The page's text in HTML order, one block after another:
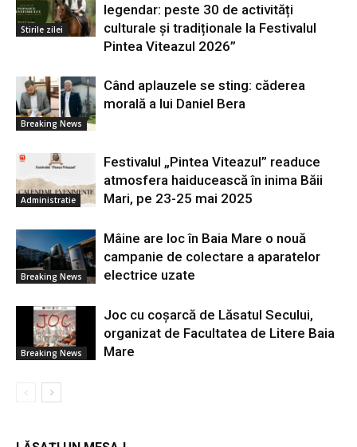
Stirile zilei
legendar: peste 30 de activități
culturale și tradiționale la Festivalul
Pintea Viteazul 2026”
Breaking News
Când aplauzele se sting: căderea
morală a lui Daniel Bera
Administratie
Festivalul „Pintea Viteazul” readuce
atmosfera haiducească în inima Băii
Mari, pe 23-25 mai 2025
Breaking News
Mâine are loc în Baia Mare o nouă
campanie de colectare a aparatelor
electrice uzate
Breaking News
Joc cu coșarcă de Lăsatul Secului,
organizat de Facultatea de Litere Baia
Mare